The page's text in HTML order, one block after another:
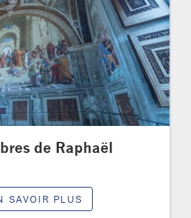
de Raphaël
SAVOIR PLUS